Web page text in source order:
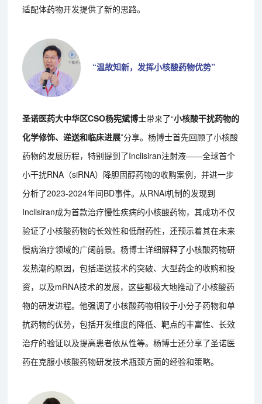
适配体药物开发提供了新的思路。
“温故知新，发挥小核酸药物优势”
圣诺医药大中华区CSO杨宪斌博士带来了“小核酸干扰药物的
化学修饰、递送和临床进展”分享。杨博士首先回顾了小核酸
药物的发展历程，特别提到了Inclisiran注射液——全球首个
小干扰RNA（siRNA）降胆固醇药物的收购案例，并进一步
分析了2023-2024年间BD事件。从RNAi机制的发现到
Inclisiran成为首款治疗慢性疾病的小核酸药物，其成功不仅
验证了小核酸药物的长效性和低耐药性，还预示着其在未来
慢病治疗领域的广阔前景。杨博士详细解释了小核酸药物研
发热潮的原因，包括递送技术的突破、大型药企的收购和投
资，以及mRNA技术的发展，这些都极大地推动了小核酸药
物的研发进程。他强调了小核酸药物相较于小分子药物和单
抗药物的优势，包括开发维度的降低、靶点的丰富性、长效
治疗的验证以及提高患者依从性等。杨博士还分享了圣诺医
药在克服小核酸药物研发技术瓶颈方面的经验和策略。